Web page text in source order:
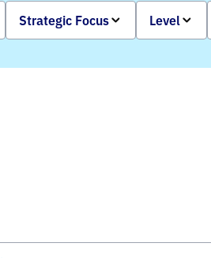
Strategic Focus Level